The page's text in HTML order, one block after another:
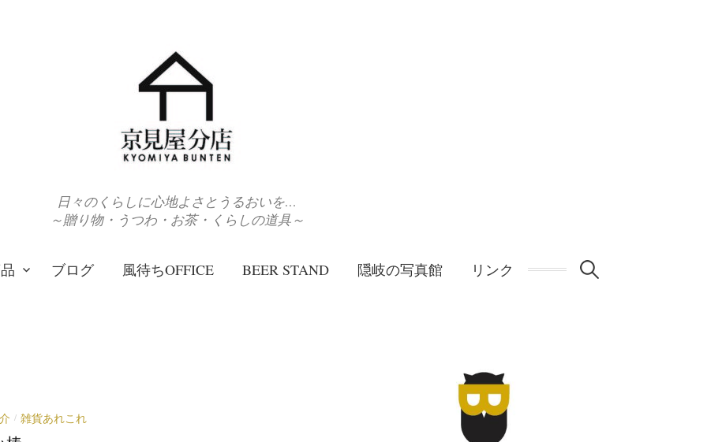
日々のくらしに心地よさとうるおいを…
～贈り物・うつわ・お茶・くらしの道具～
ブログ 風待ちOFFICE BEER STAND 隠岐の写真館 リンク 検
/ 雑貨あれこれ